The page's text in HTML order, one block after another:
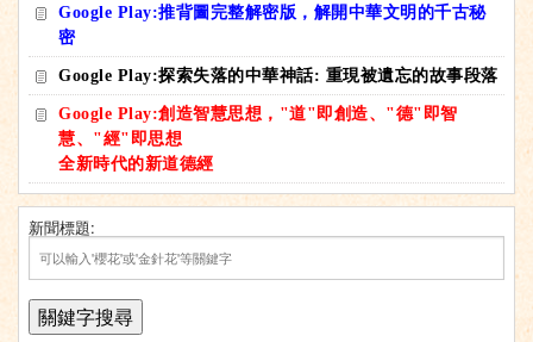
Google Play:推背圖完整解密版，解開中華文明的千古秘
密
Google Play:探索失落的中華神話: 重現被遺忘的故事段落
Google Play:創造智慧思想，"道"即創造、"德"即智
慧、"經"即思想
全新時代的新道德經
新聞標題: